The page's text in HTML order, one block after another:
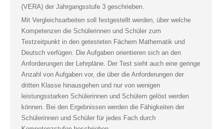
(VERA) der Jahrgangsstufe 3 geschrieben.
Mit Vergleichsarbeiten soll festgestellt werden, über welche
Kompetenzen die Schülerinnen und Schüler zum
Testzeitpunkt in den getesteten Fächern Mathematik und
Deutsch verfügen. Die Aufgaben orientieren sich an den
Anforderungen der Lehrpläne. Der Test sieht auch eine geringe
Anzahl von Aufgaben vor, die über die Anforderungen der
dritten Klasse hinausgehen und nur von wenigen
leistungsstarken Schülerinnen und Schülern gelöst werden
können. Bei den Ergebnissen werden die Fähigkeiten der
Schülerinnen und Schüler für jedes Fach durch